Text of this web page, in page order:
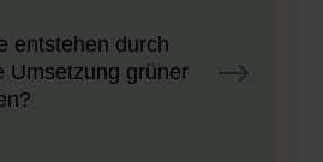
entstehen durch
Umsetzung grüner